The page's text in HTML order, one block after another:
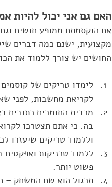
האם גם אני יכול להיות
אם הוקסמתם ממופע חושים
מקצועית, ישנם כמה דברים
החושים יש צורך ללמוד את
לימדו טריקים של
לקריאת מחשבות, לפני
מרבית החומרים כתובים
בה. כי אתם תצטרכו
וללמוד טריקים שיעזרו
ללמוד טכניקות
פשוט יותר.
תרגול הוא שם המשחק –